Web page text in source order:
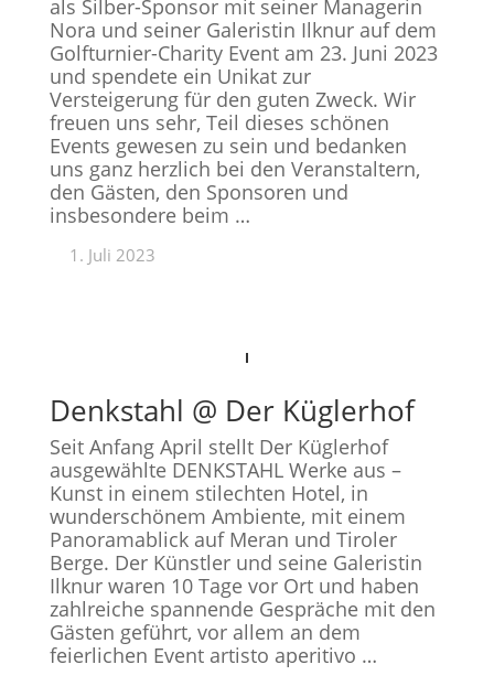
als Silber-Sponsor mit seiner Managerin
Nora und seiner Galeristin Ilknur auf dem
Golfturnier-Charity Event am 23. Juni 2023
und spendete ein Unikat zur
Versteigerung für den guten Zweck. Wir
freuen uns sehr, Teil dieses schönen
Events gewesen zu sein und bedanken
uns ganz herzlich bei den Veranstaltern,
den Gästen, den Sponsoren und
insbesondere beim …
1. Juli 2023
Denkstahl @ Der Küglerhof
Seit Anfang April stellt Der Küglerhof
ausgewählte DENKSTAHL Werke aus –
Kunst in einem stilechten Hotel, in
wunderschönem Ambiente, mit einem
Panoramablick auf Meran und Tiroler
Berge. Der Künstler und seine Galeristin
Ilknur waren 10 Tage vor Ort und haben
zahlreiche spannende Gespräche mit den
Gästen geführt, vor allem an dem
feierlichen Event artisto aperitivo …